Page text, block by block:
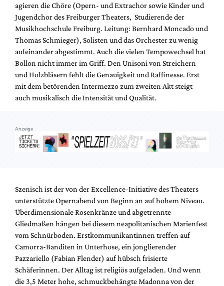
agieren die Chöre (Opern- und Extrachor sowie Kinder und
Jugendchor des Freiburger Theaters, Studierende der
Musikhochschule Freiburg. Leitung: Bernhard Moncado und
Thomas Schmieger), Solisten und das Orchester zu wenig
aufeinander abgestimmt. Auch die vielen Tempowechsel hat
Bollon nicht immer im Griff. Den Unisoni von Streichern
und Holzbläsern fehlt die Genauigkeit und Raffinesse. Erst
mit dem betörenden Intermezzo zum zweiten Akt steigt
auch musikalisch die Intensität und Qualität.
Anzeige
Szenisch ist der von der Excellence-Initiative des Theaters
unterstützte Opernabend von Beginn an auf hohem Niveau.
Überdimensionale Rosenkränze und abgetrennte
Gliedmaßen hängen bei diesem neapolitanischen Marienfest
vom Schnürboden. Erstkommunikantinnen treffen auf
Camorra-Banditen in Unterhose, ein jonglierender
Pazzariello (Fabian Flender) auf hübsch frisierte
Schäferinnen. Der Alltag ist religiös aufgeladen. Und wenn
die 3,5 Meter hohe, schmuckbehängte Madonna von der